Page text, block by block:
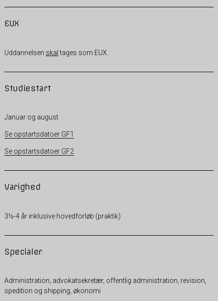
EUX
Uddannelsen skaltages som EUX.
Studiestart
Januar og august
Se opstartsdatoer GF1
Se opstartsdatoer GF2
Varighed
3½-4 år inklusive hovedforløb (praktik)
Specialer
Administration, advokatsekretær, offentlig administration, revision,
spedition og shipping, økonomi